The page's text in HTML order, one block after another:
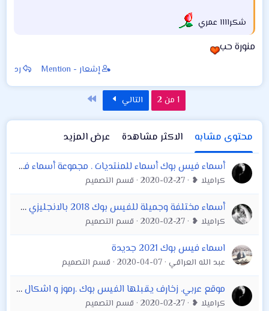
شكراااا عمري
منورة حب
إشعار - Mention رد
1 من 2 التالي
محتوى مشابه الاكثر مشاهدة
عرض المزيد
أسماء فيس بوك أسماء للمنتديات . مجموعة أسماء فيس بوك للبنات . أسماء فيس بوك للشباب . أسماء فيس بوك للحب أسماء فيس حزينة . رومانسية . أنستغرام تويتر
كراميلا ❥ 2020-02-27 قسم التصميم
أسماء مختلفة وجميلة للفيس بوك 2018 بالانجليزي ومعناها بالعربي
كراميلا ❥ 2020-02-27 قسم التصميم
اسماء فيس بوك 2021 جديدة
عبد الله العراقي 2020-04-07 قسم التصميم
موقع عربي. زخارف يقبلها الفيس بوك .رموز و اشكال منوعة جاهزة للنسخ حروف طويلة مزخرفة أعكس إسمك او النص زخرف بنفسك بعض الزخارف الإ
كراميلا ❥ 2020-02-27 قسم التصميم